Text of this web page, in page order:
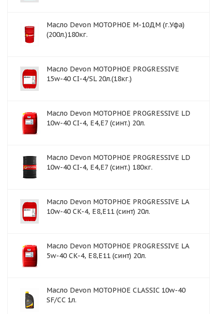
Масло Devon МОТОРНОЕ М-10ДМ (г.Уфа)
(200л.)180кг.
Масло Devon МОТОРНОЕ PROGRESSIVE
15w-40 CI-4/SL 20л.(18кг.)
Масло Devon МОТОРНОЕ PROGRESSIVE LD
10w-40 CI-4, E4,E7 (синт.) 20л.
Масло Devon МОТОРНОЕ PROGRESSIVE LD
10w-40 CI-4, E4,E7 (синт.) 180кг.
Масло Devon МОТОРНОЕ PROGRESSIVE LA
10w-40 CK-4, E8,E11 (синт) 20л.
Масло Devon МОТОРНОЕ PROGRESSIVE LA
5w-40 CK-4, E8,E11 (синт) 20л.
Масло Devon МОТОРНОЕ CLASSIC 10w-40
SF/CC 1л.